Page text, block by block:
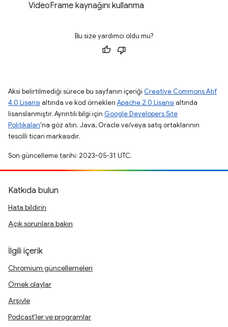
VideoFrame kaynağını kullanma
Bu size yardımcı oldu mu?
Aksi belirtilmediği sürece bu sayfanın içeriği Creative Commons Atıf
4.0 Lisansı altında ve kod örnekleri Apache 2.0 Lisansı altında
lisanslanmıştır. Ayrıntılı bilgi için Google Developers Site
Politikaları'na göz atın. Java, Oracle ve/veya satış ortaklarının
tescilli ticari markasıdır.
Son güncelleme tarihi: 2023-05-31 UTC.
Katkıda bulun
Hata bildirin
Açık sorunlara bakın
İlgili içerik
Chromium güncellemeleri
Örnek olaylar
Arşivle
Podcast'ler ve programlar